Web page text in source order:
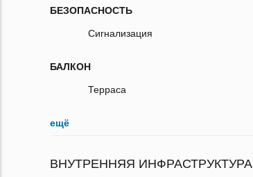
БЕЗОПАСНОСТЬ
Сигнализация
БАЛКОН
Терраса
ещё
ВНУТРЕННЯЯ ИНФРАСТРУКТУРА